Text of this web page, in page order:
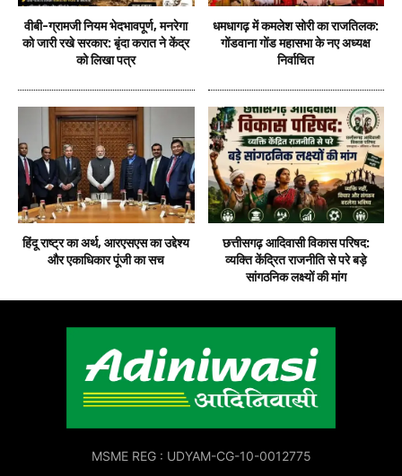
वीबी-ग्रामजी नियम भेदभावपूर्ण, मनरेगा
को जारी रखे सरकार: बृंदा करात ने केंद्र
को लिखा पत्र
धमधागढ़ में कमलेश सोरी का राजतिलक:
गोंडवाना गोंड महासभा के नए अध्यक्ष
निर्वाचित
हिंदू राष्ट्र का अर्थ, आरएसएस का उद्देश्य
और एकाधिकार पूंजी का सच
छत्तीसगढ़ आदिवासी विकास परिषद:
व्यक्ति केंद्रित राजनीति से परे बड़े
सांगठनिक लक्ष्यों की मांग
MSME REG : UDYAM-CG-10-0012775